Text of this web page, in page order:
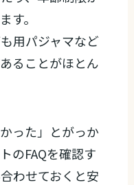
す。
用パジャマなど
ることがほとん
った」とがっか
のFAQを確認す
わせておくと安